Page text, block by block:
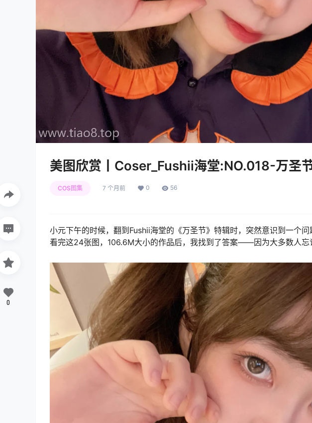
美图欣赏丨Coser_Fushii海堂:NO.018-万圣
COS图集 7 个月前 0 56
小元下午的时候，翻到Fushii海堂的《万圣节》特辑时，突然意识到一个
看完这24张图，106.6M大小的作品后，我找到了答案——因为大多数人忘
0